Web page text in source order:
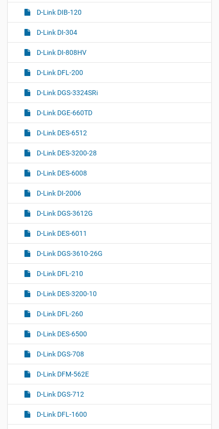
D-Link DIB-120
D-Link DI-304
D-Link DI-808HV
D-Link DFL-200
D-Link DGS-3324SRi
D-Link DGE-660TD
D-Link DES-6512
D-Link DES-3200-28
D-Link DES-6008
D-Link DI-2006
D-Link DGS-3612G
D-Link DES-6011
D-Link DGS-3610-26G
D-Link DFL-210
D-Link DES-3200-10
D-Link DFL-260
D-Link DES-6500
D-Link DGS-708
D-Link DFM-562E
D-Link DGS-712
D-Link DFL-1600